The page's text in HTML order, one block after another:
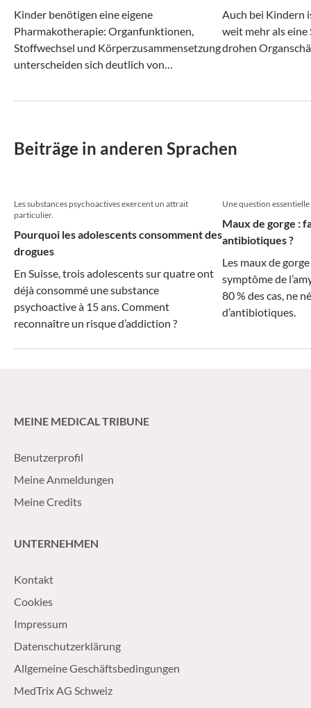
evidenzbasierten Empfehlungen
Kinder benötigen eine eigene
Pharmakotherapie: Organfunktionen,
Stoffwechsel und Körperzusammensetzung
unterscheiden sich deutlich von
Auch bei Kindern
weit mehr als
drohen
Beiträge in anderen Sprachen
Les substances psychoactives exercent un attrait
particulier.
Pourquoi les adolescents consomment des
drogues
En Suisse, trois adolescents sur quatre ont
déjà consommé une substance
psychoactive à 15 ans. Comment
reconnaître un risque d’addiction ?
Une question essentielle
Maux de gorge :
antibiotiques ?
Les maux de
symptôme de
80 % des cas, ne
d’antibiotiques.
MEINE MEDICAL TRIBUNE
Benutzerprofil
Meine Anmeldungen
Meine Credits
UNTERNEHMEN
Kontakt
Cookies
Impressum
Datenschutzerklärung
Allgemeine Geschäftsbedingungen
MedTrix AG Schweiz